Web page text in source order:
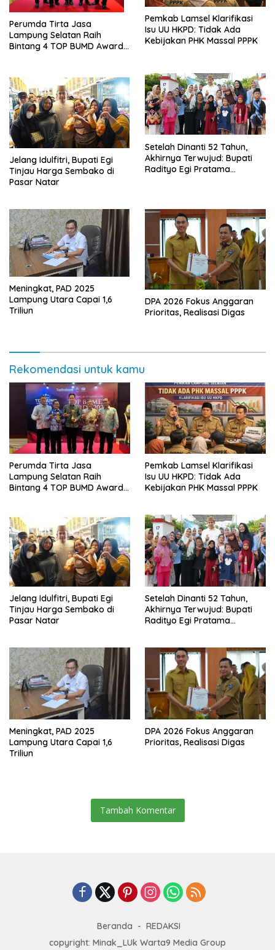
Perumda Tirta Jasa
Lampung Selatan Raih
Bintang 4 TOP BUMD Awards
Pemkab Lamsel Klarifikasi
Isu UU HKPD: Tidak Ada
Kebijakan PHK Massal PPPK
Jelang Idulfitri, Bupati Egi
Tinjau Harga Sembako di
Pasar Natar
Setelah Dinanti 52 Tahun,
Akhirnya Terwujud: Bupati
Radityo Egi Pratama
Meningkat, PAD 2025
Lampung Utara Capai 1,6
Triliun
DPA 2026 Fokus Anggaran
Prioritas, Realisasi Digas
Rekomendasi untuk kamu
Perumda Tirta Jasa
Lampung Selatan Raih
Bintang 4 TOP BUMD Awards
Pemkab Lamsel Klarifikasi
Isu UU HKPD: Tidak Ada
Kebijakan PHK Massal PPPK
Jelang Idulfitri, Bupati Egi
Tinjau Harga Sembako di
Pasar Natar
Setelah Dinanti 52 Tahun,
Akhirnya Terwujud: Bupati
Radityo Egi Pratama
Meningkat, PAD 2025
Lampung Utara Capai 1,6
Triliun
DPA 2026 Fokus Anggaran
Prioritas, Realisasi Digas
Tambah Komentar
Beranda
REDAKSI
copyright: Minak_LUk Warta9 Media Group